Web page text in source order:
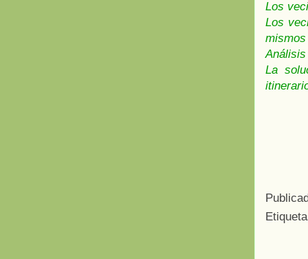
Los
Los
mismos
La